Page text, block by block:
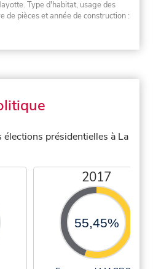
Type d'habitat, usage des
de pièces et année de construction :
élections présidentielles à La
2017
55,45%